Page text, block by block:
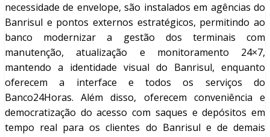
necessidade de envelope, são instalados em agências do
Banrisul e pontos externos estratégicos, permitindo ao
banco modernizar a gestão dos terminais com
manutenção, atualização e monitoramento 24×7,
mantendo a identidade visual do Banrisul, enquanto
oferecem a interface e todos os serviços do
Banco24Horas. Além disso, oferecem conveniência e
democratização do acesso com saques e depósitos em
tempo real para os clientes do Banrisul e de demais